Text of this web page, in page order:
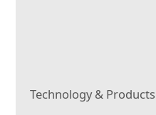
Technology & Products